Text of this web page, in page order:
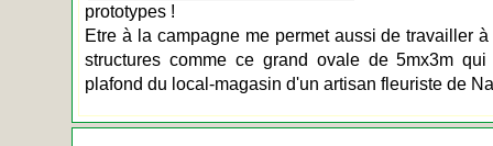
prototypes !
Etre à la campagne me permet aussi de travailler
structures comme ce grand ovale de 5mx3m
plafond du local-magasin d'un artisan fleuriste de